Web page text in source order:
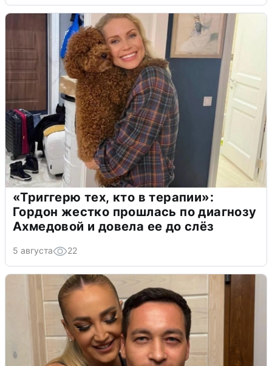
«Триггерю тех, кто в терапии»:
Гордон жестко прошлась по диагнозу
Ахмедовой и довела ее до слёз
5 августа 22